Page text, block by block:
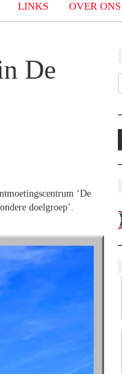
LINKS OVER ONS
De
‘De
doelgroep’.